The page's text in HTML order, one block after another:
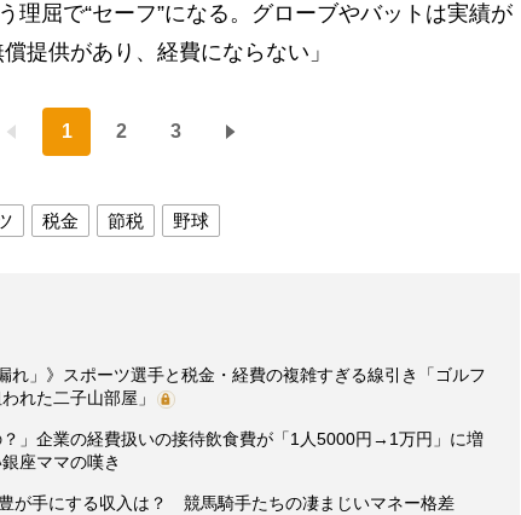
理屈で“セーフ”になる。グローブやバットは実績が
提供があり、経費にならない」
1 2 3
税金 節税 野球
れ」》スポーツ選手と税金・経費の複雑すぎる線引き「ゴルフ
れた二子山部屋」
？」企業の経費扱いの接待飲食費が「1人5000円→1万円」に増
座ママの嘆き
が手にする収入は？ 競馬騎手たちの凄まじいマネー格差